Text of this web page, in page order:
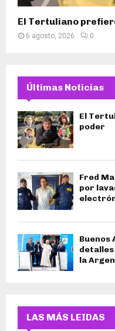
El Tertuliano
6 agosto, 2026 0
Últimas Noticias
El
poder
Fred
por
Buenos
detalles
la
LAS MÁS LEIDAS